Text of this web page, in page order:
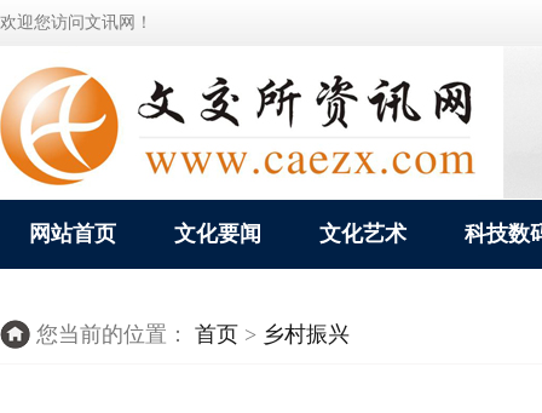
欢迎您访问文讯网！
网站首页 文化要闻 文化艺术 科技数
您当前的位置： 首页 > 乡村振兴